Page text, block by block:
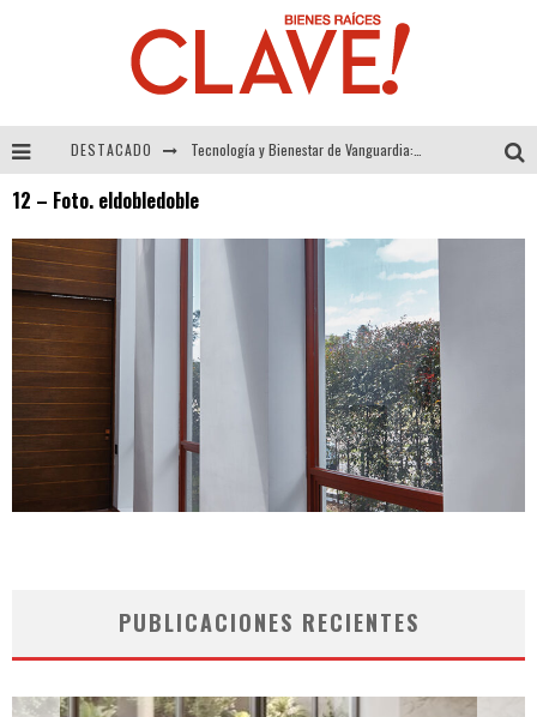
DESTACADO
El Despertar de la Calidez: Acabados Dorados de FV para Elevar tu Espacio
12 – Foto. eldobledoble
PUBLICACIONES RECIENTES